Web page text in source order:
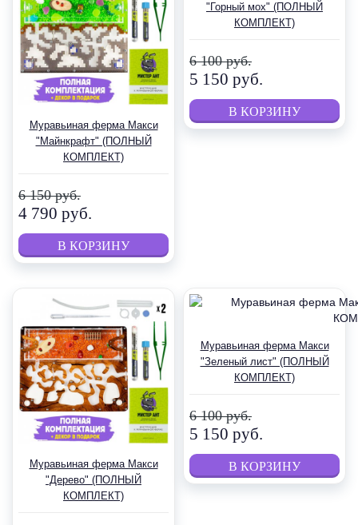
Муравьиная ферма Макси
"Майнкрафт" (ПОЛНЫЙ
КОМПЛЕКТ)
6 150 руб.
4 790 руб.
"Горный мох" (ПОЛНЫЙ
КОМПЛЕКТ)
6 100 руб.
5 150 руб.
Муравьиная ферма Макси
"Дерево" (ПОЛНЫЙ
КОМПЛЕКТ)
Муравьиная ферма Макси
"Зеленый лист" (ПОЛНЫЙ
КОМПЛЕКТ)
6 100 руб.
5 150 руб.